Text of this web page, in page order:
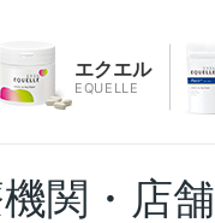
エクエル
EQUELLE
関・店舗